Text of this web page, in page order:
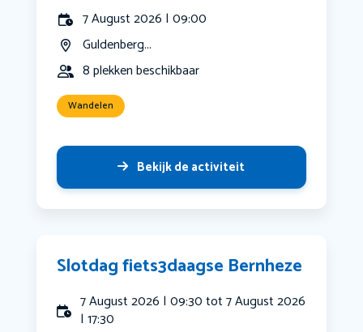
7 August 2026 | 09:00
Guldenberg...
8 plekken beschikbaar
Wandelen
Bekijk de activiteit
Slotdag fiets3daagse Bernheze
7 August 2026 | 09:30 tot 7 August 2026
| 17:30